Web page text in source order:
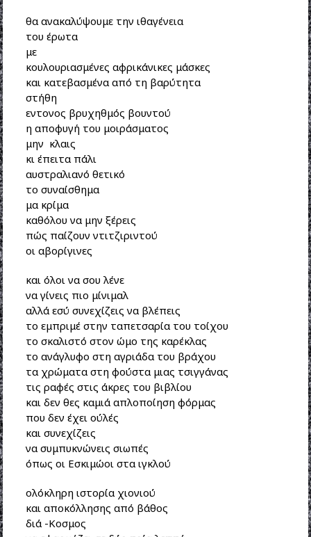
θα ανακαλύψουμε την ιθαγένεια
του έρωτα
με
κουλουριασμένες αφρικάνικες μάσκες
και κατεβασμένα από τη βαρύτητα
στήθη
εντονος βρυχηθμός βουντού
η αποφυγή του μοιράσματος
μην κλαις
κι έπειτα πάλι
αυστραλιανό θετικό
το συναίσθημα
μα κρίμα
καθόλου να μην ξέρεις
πώς παίζουν ντιτζιριντού
οι αβορίγινες
και όλοι να σου λένε
να γίνεις πιο μίνιμαλ
αλλά εσύ συνεχίζεις να βλέπεις
το εμπριμέ στην ταπετσαρία του τοίχου
το σκαλιστό στον ώμο της καρέκλας
το ανάγλυφο στη αγριάδα του βράχου
τα χρώματα στη φούστα μιας τσιγγάνας
τις ραφές στις άκρες του βιβλίου
και δεν θες καμιά απλοποίηση φόρμας
που δεν έχει ούλές
και συνεχίζεις
να συμπυκνώνεις σιωπές
όπως οι Εσκιμώοι στα ιγκλού
ολόκληρη ιστορία χιονιού
και αποκόλλησης από βάθος
διά -Κοσμος